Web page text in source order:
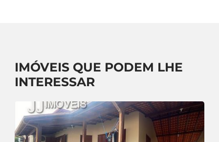
IMÓVEIS QUE PODEM LHE
INTERESSAR